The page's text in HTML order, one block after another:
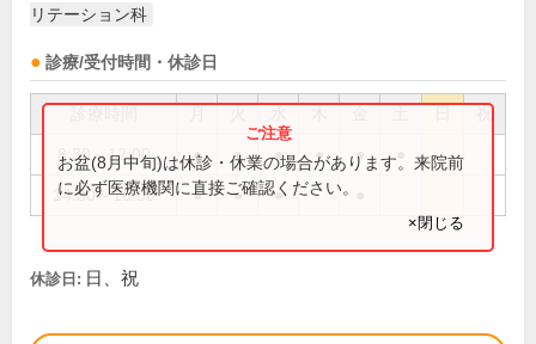
リテーション科
診療/受付時間・休診日
祝
8:30～12:00 ● ● ● ● ●
14:30～18:00 ● ● ●
お盆(8月中旬)は休診・休業の場合があります。来院前
に必ず医療機関に直接ご確認ください。
×閉じる
休診日: 日、祝